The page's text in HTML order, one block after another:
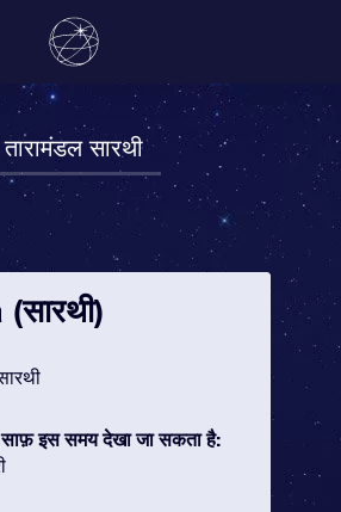
तारामंडल सारथी
इस समय देखा जा सकता है: